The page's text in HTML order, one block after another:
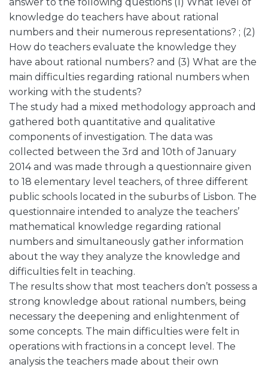
knowledge do teachers have about rational
numbers and their numerous representations? ; (2)
How do teachers evaluate the knowledge they
have about rational numbers? and (3) What are the
main difficulties regarding rational numbers when
working with the students?
The study had a mixed methodology approach and
gathered both quantitative and qualitative
components of investigation. The data was
collected between the 3rd and 10th of January
2014 and was made through a questionnaire given
to 18 elementary level teachers, of three different
public schools located in the suburbs of Lisbon. The
questionnaire intended to analyze the teachers’
mathematical knowledge regarding rational
numbers and simultaneously gather information
about the way they analyze the knowledge and
difficulties felt in teaching.
The results show that most teachers don’t possess a
strong knowledge about rational numbers, being
necessary the deepening and enlightenment of
some concepts. The main difficulties were felt in
operations with fractions in a concept level. The
analysis the teachers made about their own